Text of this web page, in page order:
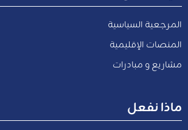
المرجعية السياسية
المنصات الإقليمية
مشاريع و مبادرات
ماذا نفعل